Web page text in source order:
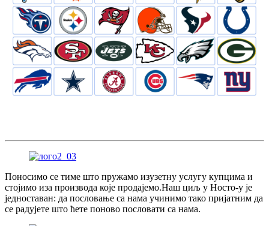
Поносимо се тиме што пружамо изузетну услугу купцима и
стојимо иза производа које продајемо.Наш циљ у Носто-у је
једноставан: да пословање са нама учинимо тако пријатним да
се радујете што ћете поново пословати са нама.